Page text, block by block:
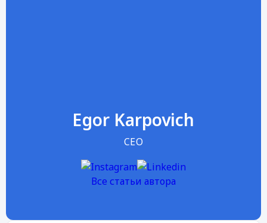
Egor Karpovich
CEO
Все статьи автора